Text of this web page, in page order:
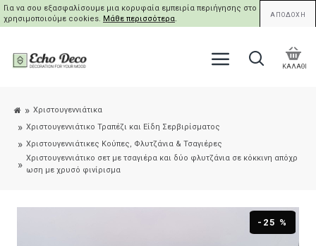
Για να σου εξασφαλίσουμε μια κορυφαία εμπειρία περιήγησης στο site μας,
χρησιμοποιούμε cookies. Μάθε περισσότερα. ΑΠΟΔΟΧΗ
ΚΑΛΑΘΙ
Χριστουγεννιάτικα
Χριστουγεννιάτικο Τραπέζι και Είδη Σερβιρίσματος
Χριστουγεννιάτικες Κούπες, Φλυτζάνια & Τσαγιέρες
Χριστουγεννιάτικο σετ με τσαγιέρα και δύο φλυτζάνια σε κόκκινη απόχρ
ωση με χρυσό φινίρισμα
-25 %